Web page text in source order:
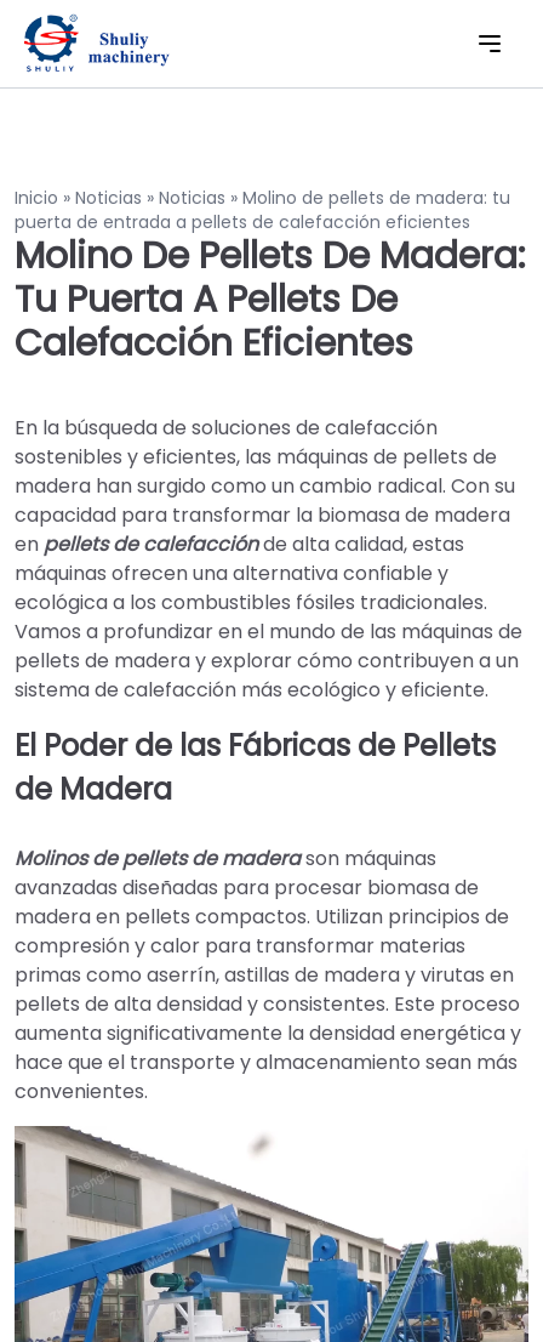
Inicio » Noticias » Noticias » Molino de pellets de madera: tu
puerta de entrada a pellets de calefacción eficientes
Molino De Pellets De Madera:
Tu Puerta A Pellets De
Calefacción Eficientes
En la búsqueda de soluciones de calefacción
sostenibles y eficientes, las máquinas de pellets de
madera han surgido como un cambio radical. Con su
capacidad para transformar la biomasa de madera
en pellets de calefacciónde alta calidad, estas
máquinas ofrecen una alternativa confiable y
ecológica a los combustibles fósiles tradicionales.
Vamos a profundizar en el mundo de las máquinas de
pellets de madera y explorar cómo contribuyen a un
sistema de calefacción más ecológico y eficiente.
El Poder de las Fábricas de Pellets
de Madera
Molinos de pellets de maderason máquinas
avanzadas diseñadas para procesar biomasa de
madera en pellets compactos. Utilizan principios de
compresión y calor para transformar materias
primas como aserrín, astillas de madera y virutas en
pellets de alta densidad y consistentes. Este proceso
aumenta significativamente la densidad energética y
hace que el transporte y almacenamiento sean más
convenientes.